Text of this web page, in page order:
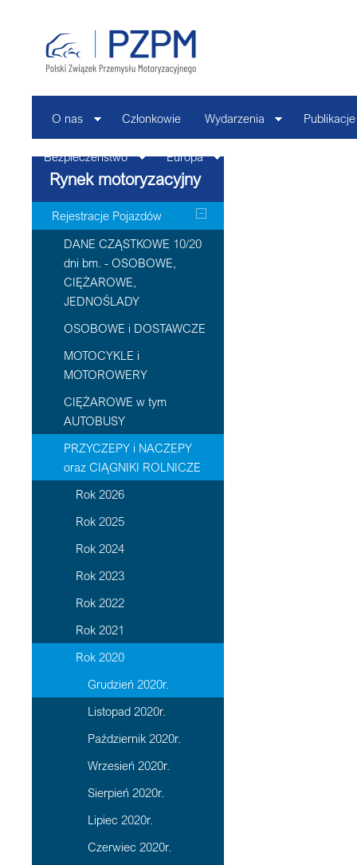
O nas Członkowie Wydarzenia Publikacje
Bezpieczeństwo Europa
Rynek motoryzacyjny
Rejestracje Pojazdów
DANE CZĄSTKOWE 10/20
dni bm. - OSOBOWE,
CIĘŻAROWE,
JEDNOŚLADY
OSOBOWE i DOSTAWCZE
MOTOCYKLE i
MOTOROWERY
CIĘŻAROWE w tym
AUTOBUSY
PRZYCZEPY i NACZEPY
oraz CIĄGNIKI ROLNICZE
Rok 2026
Rok 2025
Rok 2024
Rok 2023
Rok 2022
Rok 2021
Rok 2020
Grudzień 2020r.
Listopad 2020r.
Październik 2020r.
Wrzesień 2020r.
Sierpień 2020r.
Lipiec 2020r.
Czerwiec 2020r.